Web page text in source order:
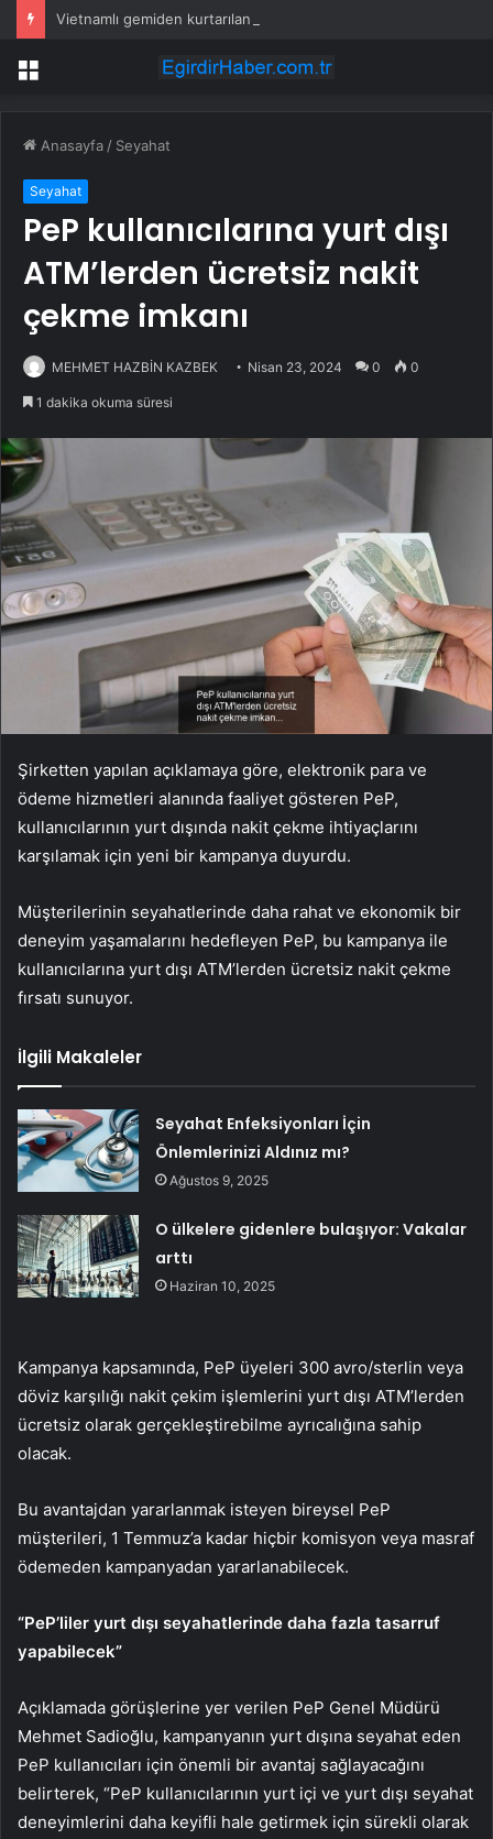
Menü
Anasayfa / Seyahat
Seyahat
PeP kullanıcılarına yurt dışı
ATM’lerden ücretsiz nakit
çekme imkanı
MEHMET HAZBİN KAZBEK Nisan 23, 2024 0 0
1 dakika okuma süresi
Şirketten yapılan açıklamaya göre, elektronik para ve
ödeme hizmetleri alanında faaliyet gösteren PeP,
kullanıcılarının yurt dışında nakit çekme ihtiyaçlarını
karşılamak için yeni bir kampanya duyurdu.
Müşterilerinin seyahatlerinde daha rahat ve ekonomik bir
deneyim yaşamalarını hedefleyen PeP, bu kampanya ile
kullanıcılarına yurt dışı ATM’lerden ücretsiz nakit çekme
fırsatı sunuyor.
İlgili Makaleler
Seyahat Enfeksiyonları İçin
Önlemlerinizi Aldınız mı?
Ağustos 9, 2025
O ülkelere gidenlere bulaşıyor: Vakalar
arttı
Haziran 10, 2025
Kampanya kapsamında, PeP üyeleri 300 avro/sterlin veya
döviz karşılığı nakit çekim işlemlerini yurt dışı ATM’lerden
ücretsiz olarak gerçekleştirebilme ayrıcalığına sahip
olacak.
Bu avantajdan yararlanmak isteyen bireysel PeP
müşterileri, 1 Temmuz’a kadar hiçbir komisyon veya masraf
ödemeden kampanyadan yararlanabilecek.
“PeP’liler yurt dışı seyahatlerinde daha fazla tasarruf
yapabilecek”
Açıklamada görüşlerine yer verilen PeP Genel Müdürü
Mehmet Sadioğlu, kampanyanın yurt dışına seyahat eden
PeP kullanıcıları için önemli bir avantaj sağlayacağını
belirterek, “PeP kullanıcılarının yurt içi ve yurt dışı seyahat
deneyimlerini daha keyifli hale getirmek için sürekli olarak